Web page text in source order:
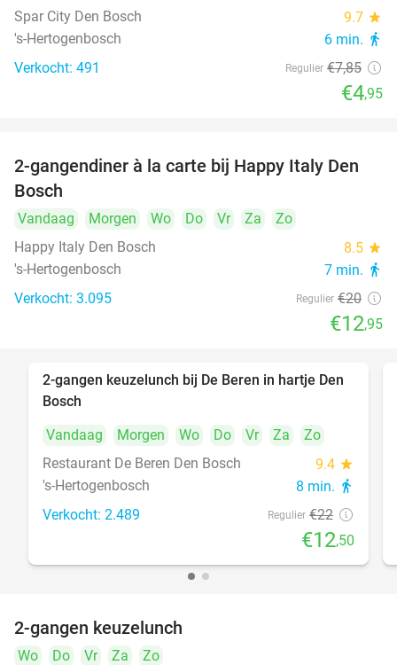
Spar City Den Bosch 9.7 star
's-Hertogenbosch 6 min. directions_walk
Verkocht: 491 Regulier €7,85
€4,95
35%
2-gangendiner à la carte bij Happy Italy Den
Bosch
Vandaag Morgen Wo Do Vr Za
Zo
Happy Italy Den Bosch
8.5 star
's-Hertogenbosch 7 min. directions_walk
Verkocht: 3.095 Regulier €20
€12,95
43%
2-gangen keuzelunch bij De Beren in hartje Den
Bosch
Vandaag
Morgen Wo Do Vr Za
Zo
Restaurant De Beren Den Bosch
9.4 star
's-Hertogenbosch 8 min. directions_walk
Verkocht: 2.489 Regulier €22
€12,50
2-gangen keuzelunch
Wo Do Vr Za
Zo